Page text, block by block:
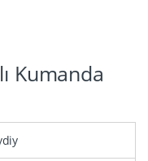
Kumanda